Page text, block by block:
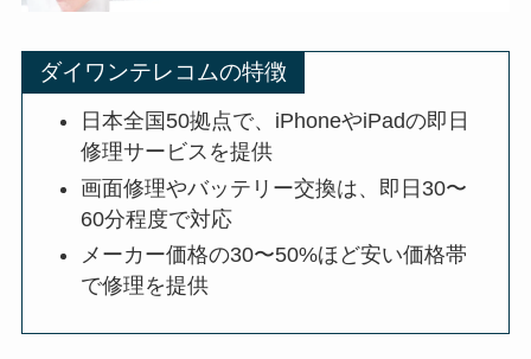
ダイワンテレコムの特徴
日本全国50拠点で、iPhoneやiPadの即日
修理サービスを提供
画面修理やバッテリー交換は、即日30〜
60分程度で対応
メーカー価格の30〜50%ほど安い価格帯
で修理を提供